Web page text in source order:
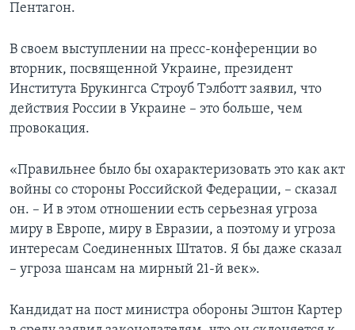
Пентагон.
В своем выступлении на пресс-конференции во
вторник, посвященной Украине, президент
Института Брукингса Строуб Тэлботт заявил, что
действия России в Украине – это больше, чем
провокация.
«Правильнее было бы охарактеризовать это как акт
войны со стороны Российской Федерации, – сказал
он. – И в этом отношении есть серьезная угроза
миру в Европе, миру в Евразии, а поэтому и угроза
интересам Соединенных Штатов. Я бы даже сказал
– угроза шансам на мирный 21-й век».
Кандидат на пост министра обороны Эштон Картер